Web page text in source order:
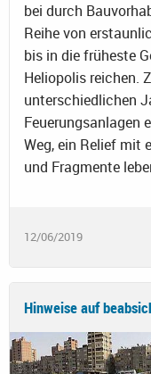
bei durch
Reihe von
bis in die früheste
Heliopolis reichen.
unterschiedlichen
Feuerungsanlagen
Weg, ein Relief mit
und Fragmente
12/06/2019
Hinweise auf